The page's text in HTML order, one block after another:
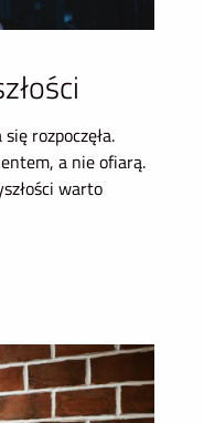
rozpoczęła.
a nie ofiarą.
warto